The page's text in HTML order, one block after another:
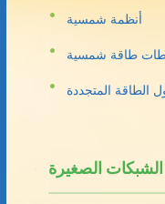
أنظمة شمسية
طاقة شمسية
الطاقة المتجددة
الشبكات الصغيرة